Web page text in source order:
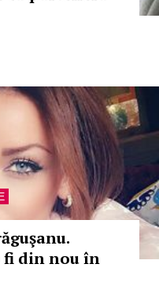
fi din nou în